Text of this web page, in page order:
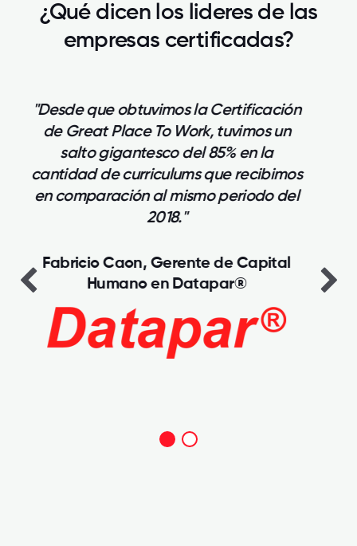
¿Qué dicen los lideres de las
empresas certificadas?
"Sin duda esta cultura más abierta de
Wines&Spirits que va de la mano de
Great Place To Work nos permitió
capitalizar las mejoras implementadas
en la pandemia, esto representó un
crecimiento en ventas y alcanzamos
importantes de servicios mejoramos. "
Elias Saba, CEO de Wines&Spirits